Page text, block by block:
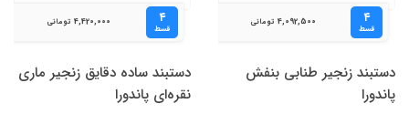
۴
قسط
4,092,500 تومانی
دستبند زنجیر طنابی بنفش
پاندورا
۴
قسط
4,420,000 تومانی
دستبند ساده دقایق زنجیر ماری
نقره‌ای پاندورا